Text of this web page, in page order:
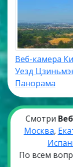
Веб-камера
Уезд
Панорама
Смотри
Москва,
По всем